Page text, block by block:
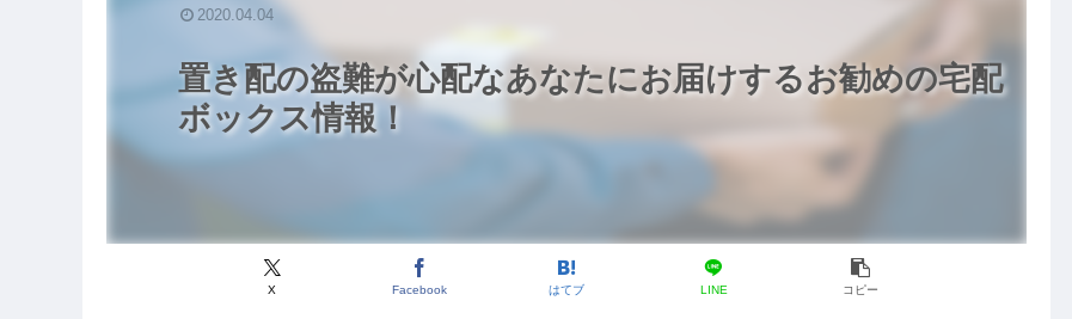
置き配の盗難が心配なあなたにお届けするお勧めの宅配
ボックス情報！
X Facebook はてブ LINE コピー
2020.04.04